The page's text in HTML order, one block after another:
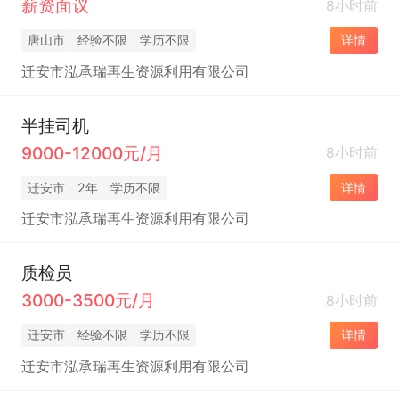
薪资面议
8小时前
唐山市 经验不限 学历不限 详情
迁安市泓承瑞再生资源利用有限公司
半挂司机
9000-12000元/月
8小时前
迁安市 2年 学历不限 详情
迁安市泓承瑞再生资源利用有限公司
质检员
3000-3500元/月
8小时前
迁安市 经验不限 学历不限 详情
迁安市泓承瑞再生资源利用有限公司